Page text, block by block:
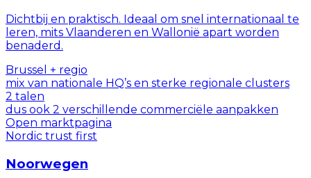
Dichtbij en praktisch. Ideaal om snel internationaal te
leren, mits Vlaanderen en Wallonië apart worden
benaderd.
Brussel + regio
mix van nationale HQ’s en sterke regionale clusters
2 talen
dus ook 2 verschillende commerciële aanpakken
Open marktpagina
Nordic trust first
Noorwegen